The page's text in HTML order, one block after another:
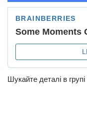
Шукайте деталі в групі